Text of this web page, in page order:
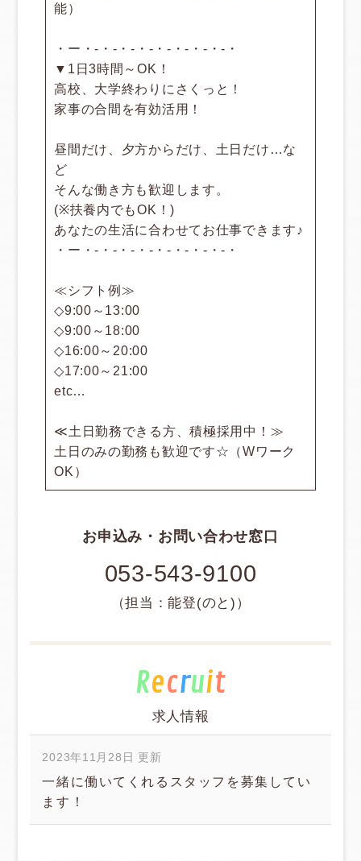
能）
・ー・‐・‐・‐・‐・‐・‐・‐・‐・
▼1日3時間～OK！
高校、大学終わりにさくっと！
家事の合間を有効活用！
昼間だけ、夕方からだけ、土日だけ…な
ど
そんな働き方も歓迎します。
(※扶養内でもOK！)
あなたの生活に合わせてお仕事できます♪
・ー・‐・‐・‐・‐・‐・‐・‐・‐・
≪シフト例≫
◇9:00～13:00
◇9:00～18:00
◇16:00～20:00
◇17:00～21:00
etc…
≪土日勤務できる方、積極採用中！≫
土日のみの勤務も歓迎です☆（Wワーク
OK）
お申込み・お問い合わせ窓口
053-543-9100
（担当：能登(のと)）
Recruit
求人情報
一緒に働いてくれるスタッフを募集してい
ます！